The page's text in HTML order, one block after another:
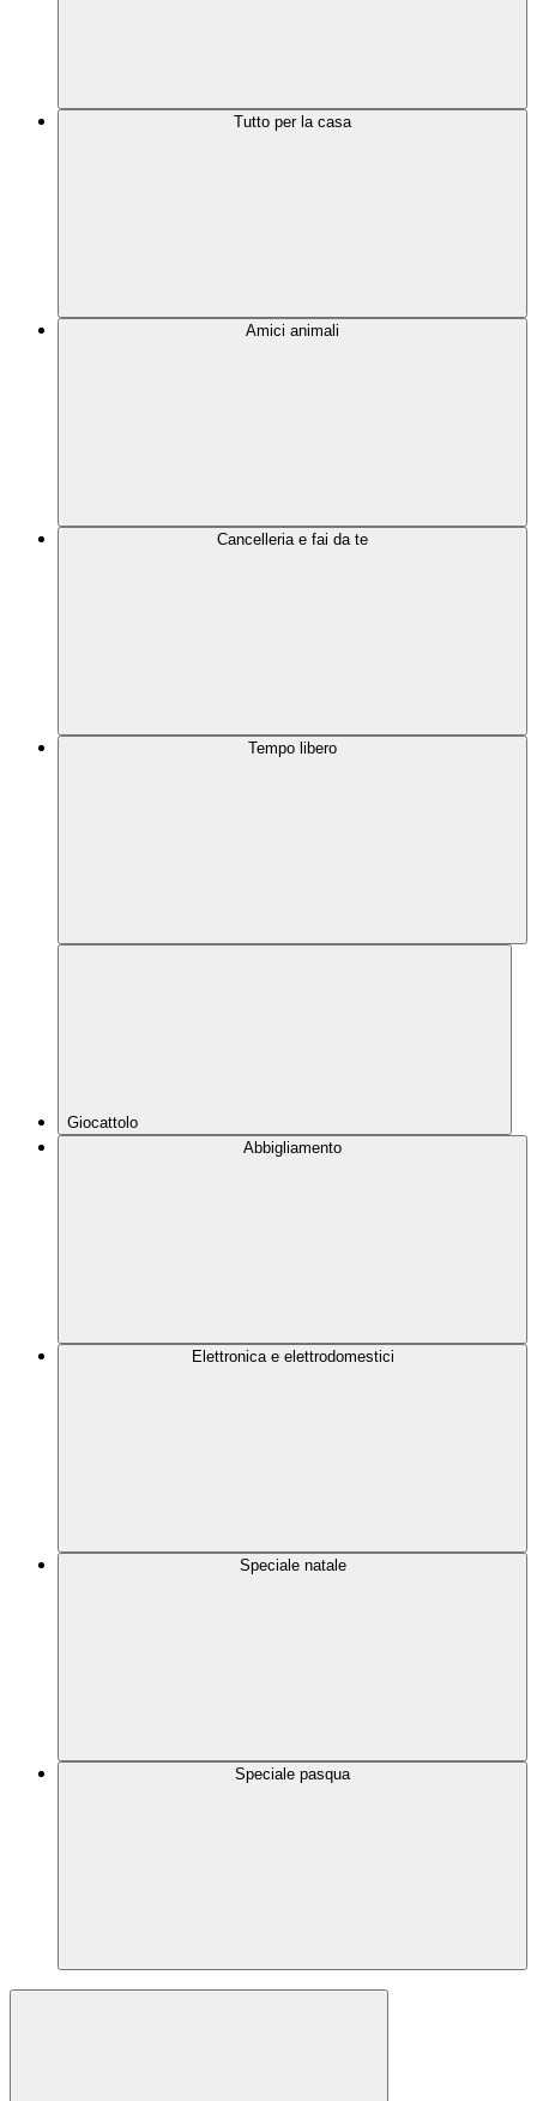
Tutto per la casa
Amici animali
Cancelleria e fai da te
Tempo libero
Giocattolo
Abbigliamento
Elettronica e elettrodomestici
Speciale natale
Speciale pasqua